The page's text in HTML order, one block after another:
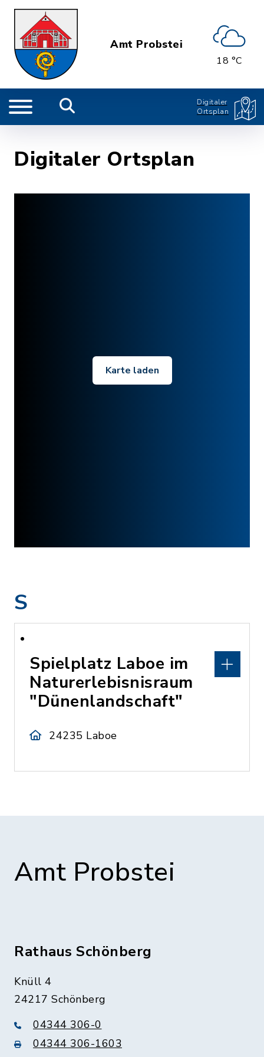
Amt Probstei
18 °C
Digitaler
Ortsplan
Digitaler Ortsplan
Karte laden
S
Spielplatz Laboe im
Naturerlebisnisraum
"Dünenlandschaft"
24235 Laboe
Amt Probstei
Rathaus Schönberg
Knüll 4
24217 Schönberg
04344 306-0
04344 306-1603